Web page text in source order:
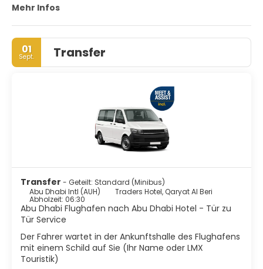
Wolkenkratzer ist die beste im Nahen Osten. Große
Wege säumen, raffinierte Hochhäuser, die Präsenz aller
internationalen Luxushotelketten, opulente
Einkaufszentren, Kulturzentren und Veranstaltungen
bieten den Touristen das ganze Jahr über ein
an Restaurants zum Essen, viele Einkaufsmöglichkeiten,
eine schöne Corniche zum Spazierengehen, einige gute
Hotels und mehrere Beach Clubs. Es gibt ein Heritage
Village, eine Festung, eine gute Bibliothek, einen
Fischmarkt, die Dhau-Bauwerft und viele andere
Sehenswürdigkeiten, die der Besucher sehen kann. Eine
der Hauptattraktionen ist die Sheikh Zayed Moschee.
der raffiniertesten. Abu Dhabi wurde auf einer Insel vor der
Hauptküste der Vereinigten Arabischen Emirate erbaut
und ist eine kompakte, moderne, organisierte und
zivilisierte Stadt.
Mehr Infos
01
Sept. Transfer
Transfer - Geteilt: Standard (Minibus)
Abu Dhabi Intl (AUH)
Traders Hotel, Qaryat Al Beri
Abholzeit: 06:30
Abu Dhabi Flughafen nach Abu Dhabi Hotel - Tür zu
Tür Service
Der Fahrer wartet in der Ankunftshalle des Flughafens
mit einem Schild auf Sie (Ihr Name oder LMX
Touristik)